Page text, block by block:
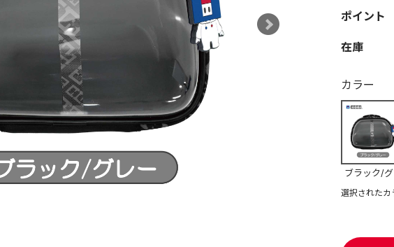
ポイント
在庫
カラー
ブラック/
選択されたカ